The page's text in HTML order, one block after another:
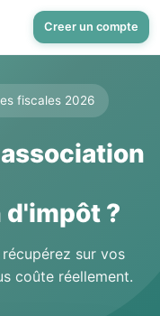
Creer un compte
fiscales 2026
?
sur vos
coûte réellement.